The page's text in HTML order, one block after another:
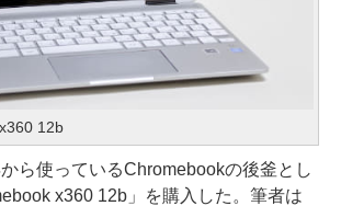
12b
ら使っているChromebookの後釜とし
x360 12b」を購入した。筆者は